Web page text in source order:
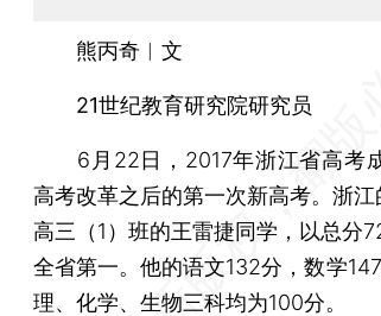
熊丙奇︱文
21世纪教育研究院研究员
6月22日，2017年浙江省高考
高考改革之后的第一次新高考。浙
高三（1）班的王雷捷同学，以总分
全省第一。他的语文132分，数学
理、化学、生物三科均为100分。